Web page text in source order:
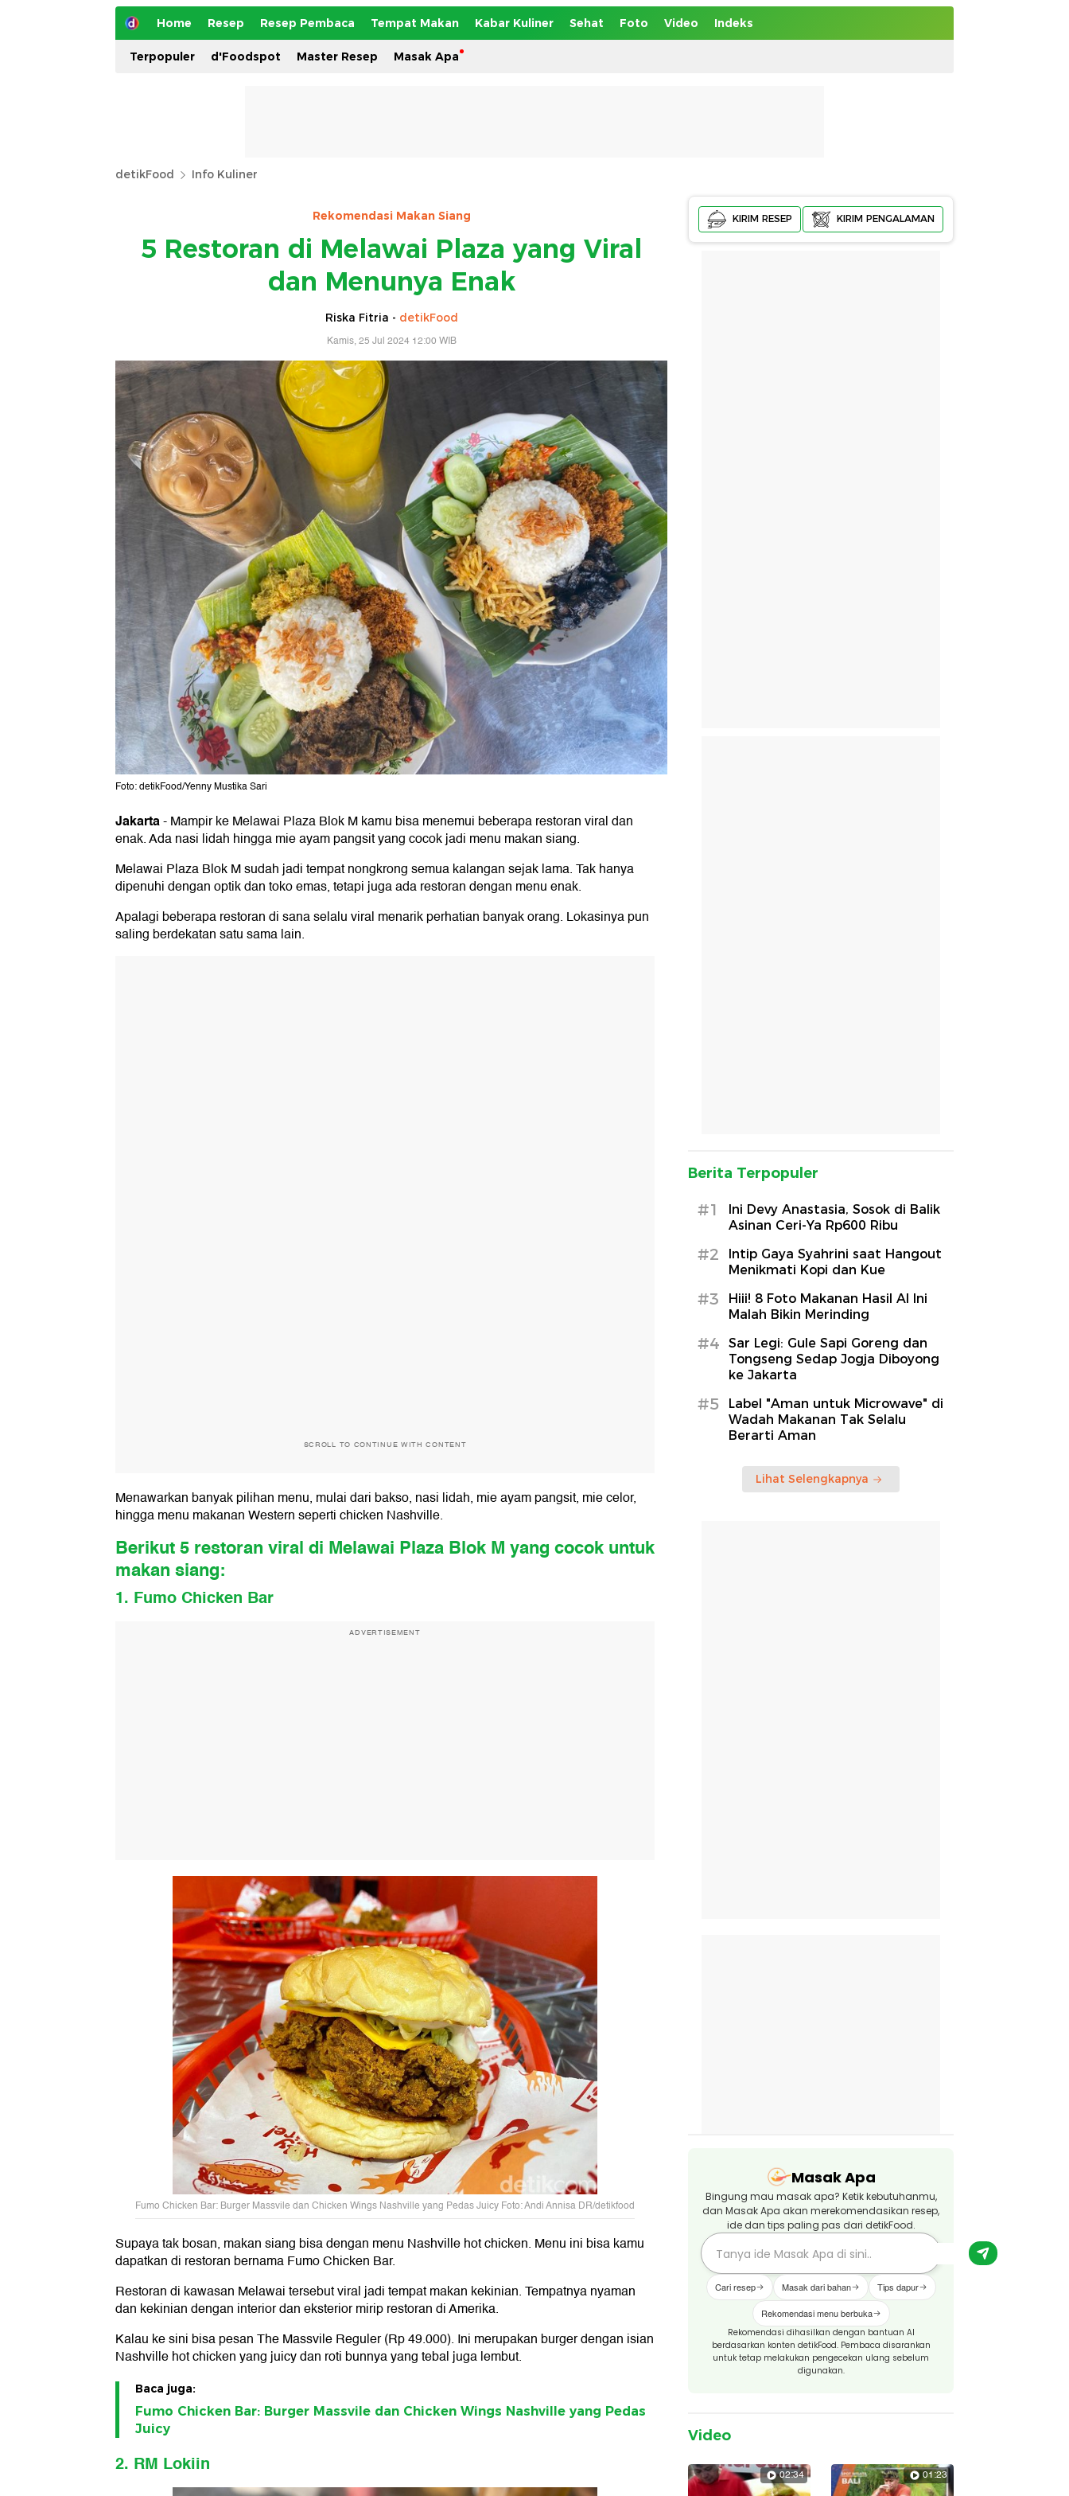
Home Resep Resep Pembaca Tempat Makan Kabar Kuliner Sehat Foto Video Indeks
Terpopuler d'Foodspot Master Resep Masak Apa
detikFood Info Kuliner
Rekomendasi Makan Siang
5 Restoran di Melawai Plaza yang Viral
dan Menunya Enak
Riska Fitria - detikFood
Kamis, 25 Jul 2024 12:00 WIB
Foto: detikFood/Yenny Mustika Sari
Jakarta-Mampir ke Melawai Plaza Blok M kamu bisa menemui beberapa restoran viral dan
enak. Ada nasi lidah hingga mie ayam pangsit yang cocok jadi menu makan siang.
Melawai Plaza Blok M sudah jadi tempat nongkrong semua kalangan sejak lama. Tak hanya
dipenuhi dengan optik dan toko emas, tetapi juga ada restoran dengan menu enak.
Apalagi beberapa restoran di sana selalu viral menarik perhatian banyak orang. Lokasinya pun
saling berdekatan satu sama lain.
SCROLL TO CONTINUE WITH CONTENT
Menawarkan banyak pilihan menu, mulai dari bakso, nasi lidah, mie ayam pangsit, mie celor,
hingga menu makanan Western seperti chicken Nashville.
Berikut 5 restoran viral di Melawai Plaza Blok M yang cocok untuk
makan siang:
1. Fumo Chicken Bar
ADVERTISEMENT
Fumo Chicken Bar: Burger Massvile dan Chicken Wings Nashville yang Pedas Juicy Foto: Andi Annisa DR/detikfood
Supaya tak bosan, makan siang bisa dengan menu Nashville hot chicken. Menu ini bisa kamu
dapatkan di restoran bernama Fumo Chicken Bar.
Restoran di kawasan Melawai tersebut viral jadi tempat makan kekinian. Tempatnya nyaman
dan kekinian dengan interior dan eksterior mirip restoran di Amerika.
Kalau ke sini bisa pesan The Massvile Reguler (Rp 49.000). Ini merupakan burger dengan isian
Nashville hot chicken yang juicy dan roti bunnya yang tebal juga lembut.
Baca juga:
Fumo Chicken Bar: Burger Massvile dan Chicken Wings Nashville yang Pedas
Juicy
2. RM Lokiin
KIRIM RESEP KIRIM PENGALAMAN
Berita Terpopuler
#1
Ini Devy Anastasia, Sosok di Balik
Asinan Ceri-Ya Rp600 Ribu
#2
Intip Gaya Syahrini saat Hangout
Menikmati Kopi dan Kue
#3
Hiii! 8 Foto Makanan Hasil AI Ini
Malah Bikin Merinding
#4
Sar Legi: Gule Sapi Goreng dan
Tongseng Sedap Jogja Diboyong
ke Jakarta
#5
Label "Aman untuk Microwave" di
Wadah Makanan Tak Selalu
Berarti Aman
Lihat Selengkapnya
Masak Apa
Bingung mau masak apa? Ketik kebutuhanmu,
dan Masak Apa akan merekomendasikan resep,
ide dan tips paling pas dari detikFood.
Cari resep Masak dari bahan Tips dapur
Rekomendasi menu berbuka
Rekomendasi dihasilkan dengan bantuan AI
berdasarkan konten detikFood. Pembaca disarankan
untuk tetap melakukan pengecekan ulang sebelum
digunakan.
Video
02:34 01:23